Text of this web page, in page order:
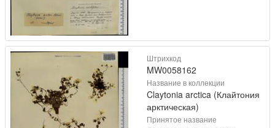
Штрихкод
MW0058162
Название в коллекции
Claytonia arctica (Клайтония
арктическая)
Принятое название